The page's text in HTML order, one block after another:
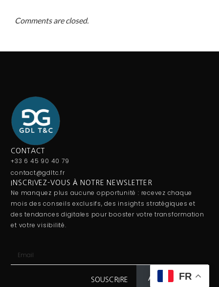
Comments are closed.
CONTACT
+33 6 45 90 40 79
contact@gdltc.fr
INSCRIVEZ-VOUS À NOTRE NEWSLETTER
Ne manquez plus aucune opportunité : recevez chaque
mois des conseils exclusifs, des insights stratégiques et
des tendances digitales pour booster votre transformation
et votre visibilité.
SOUSCRIRE FR
Abonnez-vous